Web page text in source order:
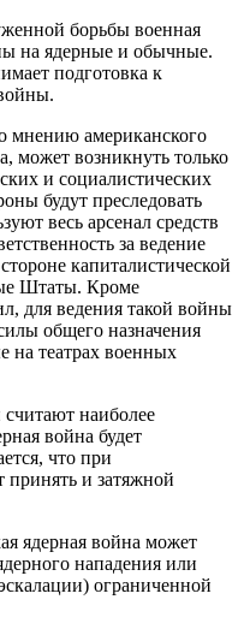
борьбы военная
на ядерные и обычные.
подготовка к
мнению американского
может возникнуть только
и социалистических
будут преследовать
весь арсенал средств
за ведение
капиталистической
Штаты. Кроме
для ведения такой войны
общего назначения
театрах военных
наиболее
война будет
что при
принять и затяжной
ядерная война может
нападения или
ограниченной